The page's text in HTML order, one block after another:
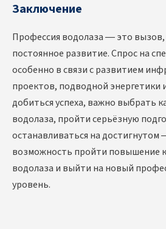
Заключение
Профессия водолаза — это вызов,
постоянное развитие. Спрос на
особенно в связи с развитием
проектов, подводной энергетики
добиться успеха, важно выбрать
водолаза, пройти серьёзную
останавливаться на достигнутом
возможность пройти повышение
водолаза и выйти на новый
уровень.